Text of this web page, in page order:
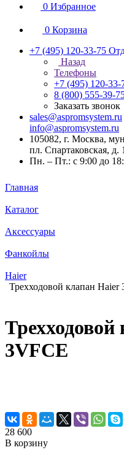
0 Избранное
0 Корзина
+7 (495) 120-33-75
Назад
Телефоны
+7 (495) 120-33-
8 (800) 555-39-
Заказать звонок
sales@aspromsystem.ru
info@aspromsystem.ru
105082, г. Москва,
пл. Спартаковская,
Пн. – Пт.: с 9:00 до
Главная
Каталог
Аксессуары
Фанкойлы
Haier
Трехходовой клапан Haier
3VFCE
28 600
В корзину